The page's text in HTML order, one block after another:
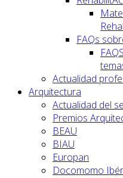
FAQs
Actualidad
Arquitectura
Actualidad del
Premios
BEAU
BIAU
Europan
Docomomo